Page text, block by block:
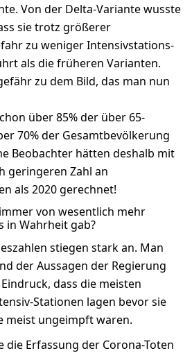
Von der Delta-Variante wusste
sie trotz größerer
zu weniger Intensivstations-
als die früheren Varianten.
zu dem Bild, das man nun
über 85% der über 65-
70% der Gesamtbevölkerung
Beobachter hätten deshalb mit
geringeren Zahl an
als 2020 gerechnet!
von wesentlich mehr
in Wahrheit gab?
stiegen stark an. Man
der Aussagen der Regierung
dass die meisten
Stationen lagen bevor sie
meist ungeimpft waren.
die Erfassung der Corona-Toten